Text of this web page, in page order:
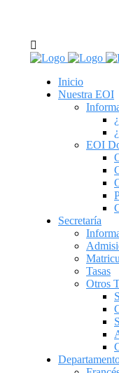
tel: 955 62 43 03
Inicio
Nuestra EOI
EOI
Secretaría
Tasas
Otros